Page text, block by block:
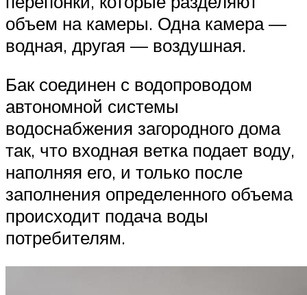
объем на камеры. Одна камера —
водная, другая — воздушная.
Бак соединен с водопроводом
автономной системы
водоснабжения загородного дома
так, что входная ветка подает воду,
наполняя его, и только после
заполнения определенного объема
происходит подача воды
потребителям.